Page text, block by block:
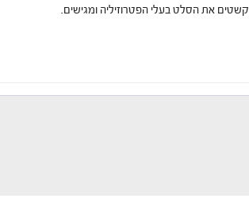
את הסלט בעלי הפטרוזיליה ומגישים.